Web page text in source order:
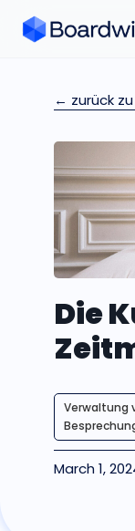
← zurück
Die
Verwaltung
March 1,